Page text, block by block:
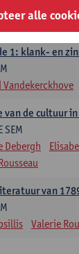
Chris De
1: klank- en
Vandekerckhove
de cultuur in
SEM
Debergh
van
Valerie
alle